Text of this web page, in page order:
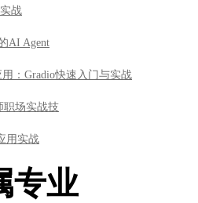
战
AI Agent
：Gradio快速入门与实战
职场实战技
用实战
专业